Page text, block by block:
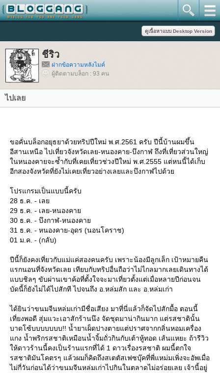
ชีริว
ฝากข้อความหลังไมค์
ผู้ติดตามบล็อก : 93 คน
ไปเล
ขอคั่นบล็อกอยุธยาด้วยทริปปีใหม่ พ.ศ.2561 ครับ ปีนี้บ้านผมขึ้น
อีสานเหนือ ไปเที่ยวจังหวัดเลย-หนองคาย-บึงกาฬ ถึงที่เที่ยวส่วนใหญ่
นหนองคายจะซ้ำกับที่เคยเที่ยวช่วงปีใหม่ พ.ศ.2555 แต่หนนี้ได้เก็บ
อีกสองจังหวัดที่ยังไม่เคยเที่ยวอย่างเลยและบึงกาฬไปด้ว
ปรแกรมเป็นแบบนี้ครับ
28 ธ.ค. - เล
29 ธ.ค. - เลย-หนองคา
30 ธ.ค. - บึงกาฬ-หนองคา
31 ธ.ค. - หนองคาย-อุดร (นอนโคราช)
01 ม.ค. - (กลับ)
ปีนี้ก็ยังคงเที่ยวกับแม่แค่สองคนครับ เพราะน้องมีลูกเล็ก เป้าหมายคืน
รกนอนที่จังหวัดเลย เทียบกับทริปอื่นถือว่าไม่ไกลมากเลยเดินทางได้
บบชิลๆ ขับผ่านเขาค้อที่ตั้งใจจะมาเที่ยวตั้งแต่เมื่อหลายปีก่อนจน
บัดนี้ก็ยังไม่ได้ไปสักที ไปจนถึง อ.หล่มสัก และ อ.หล่มเก่า
ได้ยินว่าขนมจีนหล่มเก่ามีชื่อเสียง มาที่นี่แล้วก็จัดไปสักมื้อ ตอนนี้
เที่ยงพอดี สุ่มแวะเอาสักร้านนึง จัดชุดมาน่ากินมาก แต่รสชาตินั้น
บาดโซ้บบบบบบบ!! น้ำยาเผ็ดปางตายแต่ปราศจากกลิ่นหอมเครื่อง
กง น้ำพริกรสชาติเหมือนน้ำจิ้มถั่วกินกับเต้าหู้ทอด เส้นแหยะ ถ้ารีวิว
ห้ดาวร้านนี้คงเป็นร้านแรกที่ได้ 1 ดาวเรื่องรสชาติ ผมนี้ตกใจ
รสชาติมันโคตรๆ แล้วผมก็คิดถึงสเตตัสเฟซบุ๊คที่พี่แหม่มเพิ่งจะอัพเมื่อ
ไม่กี่วันก่อนได้ว่าขนมจีนหล่มเก่าไปกินในตลาดไม่อร่อยเลย เจ้านี้อยู่